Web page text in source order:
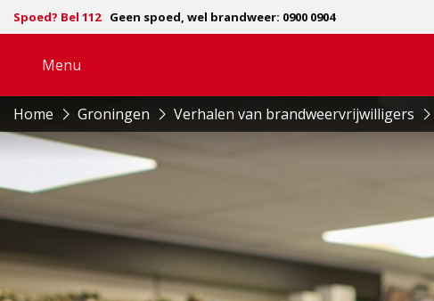
Spoed? Bel 112 Geen spoed, wel brandweer: 0900 0904
Menu
navigatie
Home Groningen Verhalen van brandweervrijwilligers